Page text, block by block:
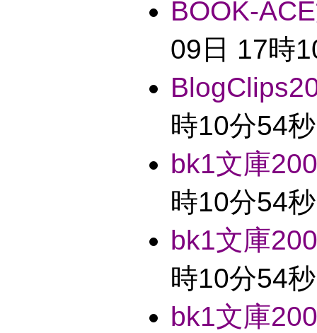
BOOK-
09日 17時
時10分54秒
bk1文庫
時10分54秒
bk1文庫
時10分54秒
bk1文庫